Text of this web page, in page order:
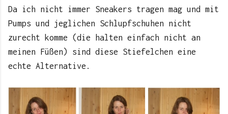
Da ich nicht immer Sneakers tragen mag und mit
Pumps und jeglichen Schlupfschuhen nicht
zurecht komme (die halten einfach nicht an
meinen Füßen) sind diese Stiefelchen eine
echte Alternative.